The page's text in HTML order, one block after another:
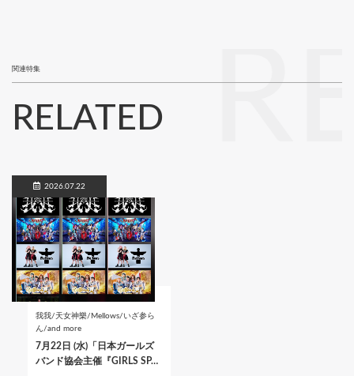
関連特集
RELATED
2026.07.22
我我/天女神樂/Mellows/いざ参ら
ん/and more
7月22日 (水)「日本ガールズ
バンド協会主催『GIRLS SP…